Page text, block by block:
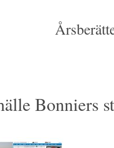
Bonniers